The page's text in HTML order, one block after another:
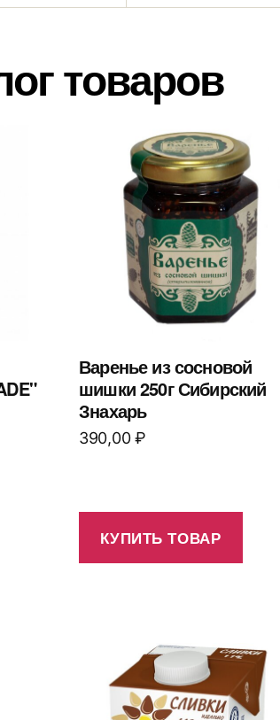
товаров
Варенье из сосновой
шишки 250г Сибирский
Знахарь
390,00₽
КУПИТЬ ТОВАР